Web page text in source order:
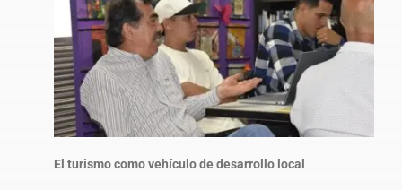
El turismo como vehículo de desarrollo local